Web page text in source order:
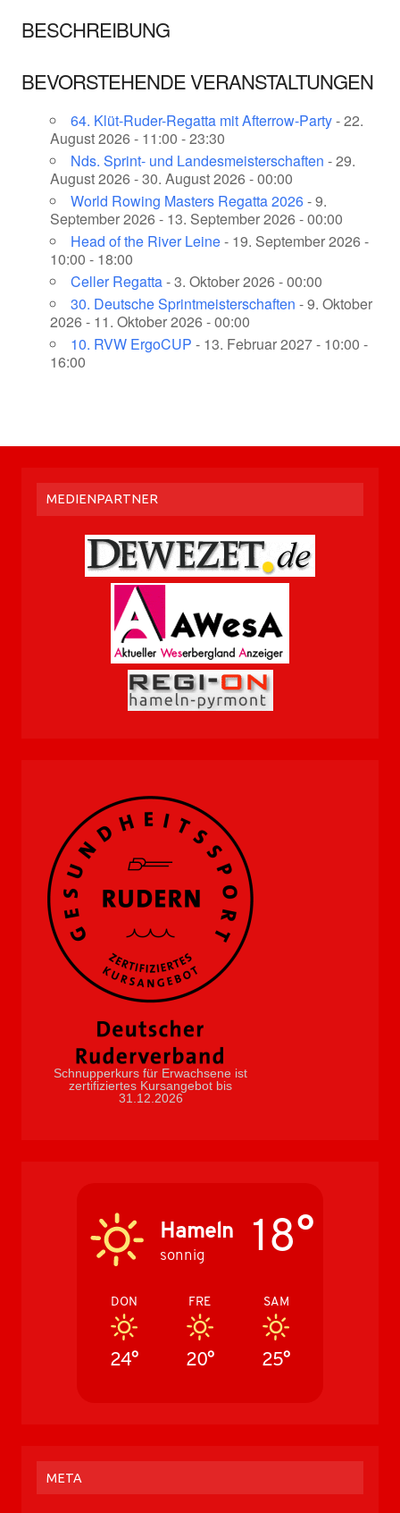
BESCHREIBUNG
BEVORSTEHENDE VERANSTALTUNGEN
64. Klüt-Ruder-Regatta mit Afterrow-Party- 22.
August 2026 - 11:00 - 23:30
Nds. Sprint- und Landesmeisterschaften - 29.
August 2026 - 30. August 2026 - 00:00
World Rowing Masters Regatta 2026- 9.
September 2026 - 13. September 2026 - 00:00
Head of the River Leine- 19. September 2026 -
10:00 - 18:00
Celler Regatta- 3. Oktober 2026 - 00:00
30. Deutsche Sprintmeisterschaften - 9. Oktober
2026 - 11. Oktober 2026 - 00:00
10. RVW ErgoCUP - 13. Februar 2027 - 10:00 -
16:00
MEDIENPARTNER
Schnupperkurs für Erwachsene ist
zertifiziertes Kursangebot bis
31.12.2026
Hameln
sonnig 18°
DON
24°
FRE
20°
SAM
25°
META